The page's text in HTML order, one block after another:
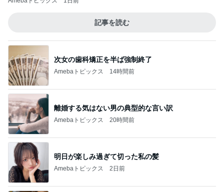
記事を読む
次女の歯科矯正を半ば強制終了
Amebaトピックス 14時間前
離婚する気はない男の典型的な言い訳
Amebaトピックス 20時間前
明日が楽しみ過ぎて切った私の髪
Amebaトピックス 2日前